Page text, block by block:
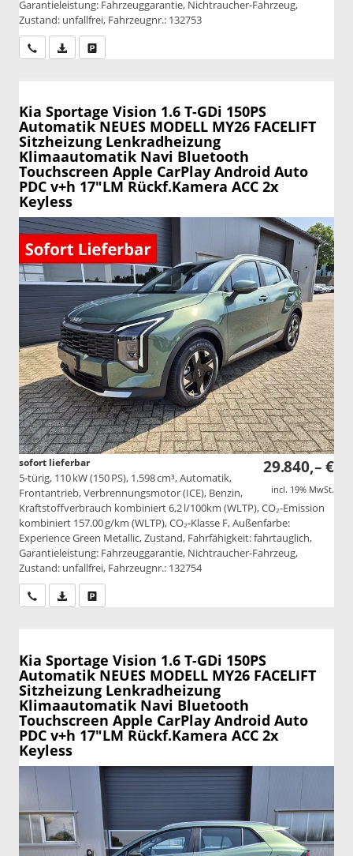
Garantieleistung: Fahrzeuggarantie, Nichtraucher-Fahrzeug,
Zustand: unfallfrei, Fahrzeugnr.: 132753
Wir rufen Sie anPDF-Datei, Fahrzeugexposé drucken
Kia Sportage Vision 1.6 T-GDi 150PS
Automatik NEUES MODELL MY26 FACELIFT
Sitzheizung Lenkradheizung
Klimaautomatik Navi Bluetooth
Touchscreen Apple CarPlay Android Auto
PDC v+h 17"LM Rückf.Kamera ACC 2x
Keyless
29.840,– €
incl. 19% MwSt.
sofort lieferbar
5-türig, 110 kW (150 PS), 1.598 cm³, Automatik,
Frontantrieb, Verbrennungsmotor (ICE), Benzin,
Kraftstoffverbrauch kombiniert 6,2 l/100km (WLTP), CO₂-Emission
kombiniert 157.00 g/km (WLTP), CO₂-Klasse F, Außenfarbe:
Experience Green Metallic, Zustand, Fahrfähigkeit: fahrtauglich,
Garantieleistung: Fahrzeuggarantie, Nichtraucher-Fahrzeug,
Zustand: unfallfrei, Fahrzeugnr.: 132754
Wir rufen Sie anPDF-Datei, Fahrzeugexposé drucken
Kia Sportage Vision 1.6 T-GDi 150PS
Automatik NEUES MODELL MY26 FACELIFT
Sitzheizung Lenkradheizung
Klimaautomatik Navi Bluetooth
Touchscreen Apple CarPlay Android Auto
PDC v+h 17"LM Rückf.Kamera ACC 2x
Keyless